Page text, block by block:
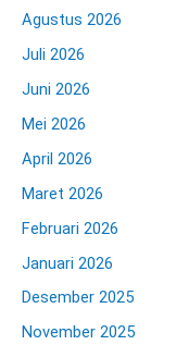
Agustus 2026
Juli 2026
Juni 2026
Mei 2026
April 2026
Maret 2026
Februari 2026
Januari 2026
Desember 2025
November 2025